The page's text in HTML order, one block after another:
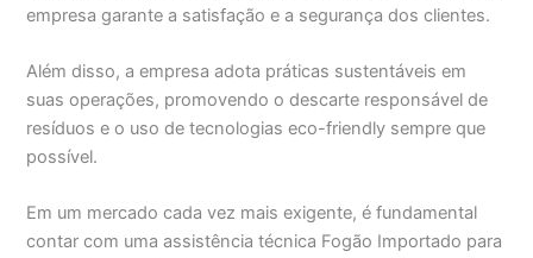
empresa garante a satisfação e a segurança dos clientes.
Além disso, a empresa adota práticas sustentáveis em
suas operações, promovendo o descarte responsável de
resíduos e o uso de tecnologias eco-friendly sempre que
possível.
Em um mercado cada vez mais exigente, é fundamental
contar com uma assistência técnica Fogão Importado para